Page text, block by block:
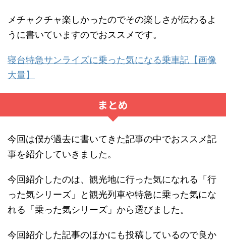
メチャクチャ楽しかったのでその楽しさが伝わるよ
うに書いていますのでおススメです。
寝台特急サンライズに乗った気になる乗車記【画像
大量】
まとめ
今回は僕が過去に書いてきた記事の中でおススメ記
事を紹介していきました。
今回紹介したのは、観光地に行った気になれる「行
った気シリーズ」と観光列車や特急に乗った気にな
れる「乗った気シリーズ」から選びました。
今回紹介した記事のほかにも投稿しているので良か